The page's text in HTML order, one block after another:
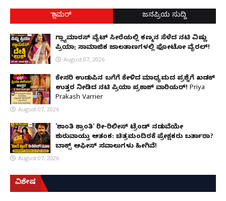
ಗ್ಲಾಮರ್ ಜನಪ್ರಿಯ ಸುದ್ದಿ
ಗ್ಲ್ಯಾಮಾರಸ್ ವೈಟ್‌ ಸೀರೆಯಲ್ಲಿ ಕಣ್ಮನ ಸೆಳೆದ ನಟಿ ವಿಷ್ಣು
ಪ್ರಿಯಾ; ಸಾಮಾಜಿಕ ಜಾಲತಾಣಗಳಲ್ಲಿ ಫೋಟೋ ವೈರಲ್!
August 07, 2026
ಕೇಸರಿ ಉಡುಪಿನ ಬಗೆಗೆ ಕೇಳಿದ ಮಾಧ್ಯಮದ ಪ್ರಶ್ನೆಗೆ ಖಡಕ್
ಉತ್ತರ ನೀಡಿದ ನಟಿ ಪ್ರಿಯಾ ಪ್ರಕಾಶ್ ವಾರಿಯರ್! Priya
Prakash Varrier
August 07, 2026
'ಶಾಂತಿ ಕ್ರಾಂತಿ' ರೀ-ರಿಲೀಸ್ ಟ್ರೆಂಡ್ ನಡುವೆಯೇ
ಶುರುವಾಯ್ತು ಆತಂಕ: ಚಿತ್ರಮಂದಿರಕ್ಕೆ ಪ್ರೇಕ್ಷಕರು ಬರ್ತಾರಾ?
ಬಾಕ್ಸ್ ಆಫೀಸ್ ಸವಾಲುಗಳು ಹೀಗಿವೆ!
August 07, 2026
ವಿಶೇಷ